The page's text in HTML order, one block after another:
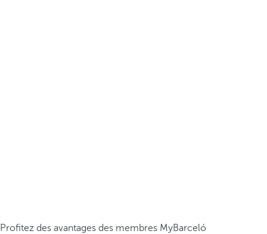
Profitez des avantages des membres MyBarceló